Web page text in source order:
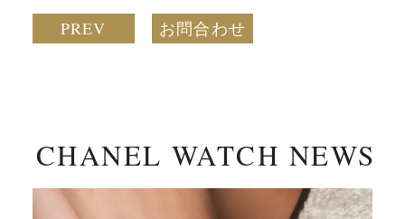
PREV お問合わせ
CHANEL WATCH NEWS